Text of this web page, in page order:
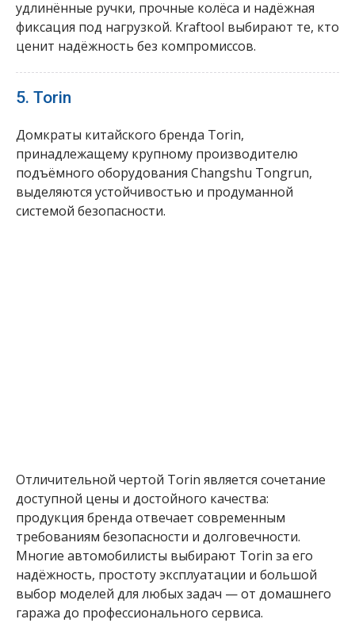
удлинённые ручки, прочные колёса и надёжная
фиксация под нагрузкой. Kraftool выбирают те, кто
ценит надёжность без компромиссов.
5. Torin
Домкраты китайского бренда Torin,
принадлежащему крупному производителю
подъёмного оборудования Changshu Tongrun,
выделяются устойчивостью и продуманной
системой безопасности.
Отличительной чертой Torin является сочетание
доступной цены и достойного качества:
продукция бренда отвечает современным
требованиям безопасности и долговечности.
Многие автомобилисты выбирают Torin за его
надёжность, простоту эксплуатации и большой
выбор моделей для любых задач — от домашнего
гаража до профессионального сервиса.